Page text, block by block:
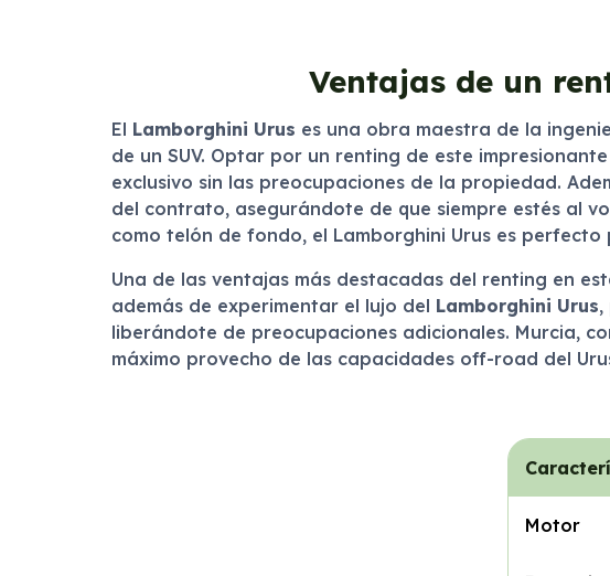
Ventajas de un
El Lamborghini Urus es una obra maestra de la
de un SUV. Optar por un renting de este
exclusivo sin las preocupaciones de la propiedad.
del contrato, asegurándote de que siempre estés al
como telón de fondo, el Lamborghini Urus es
Una de las ventajas más destacadas del renting en
además de experimentar el lujo del Lamborghini Urus,
liberándote de preocupaciones adicionales. Murcia,
máximo provecho de las capacidades off-road del
Motor